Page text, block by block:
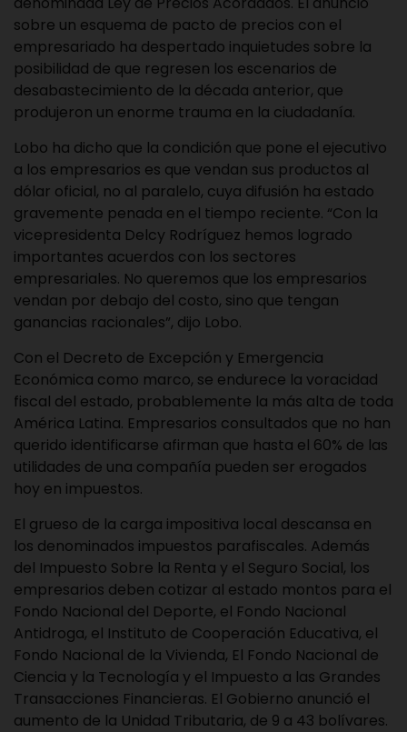
sobre un esquema de pacto de precios con el
empresariado ha despertado inquietudes sobre la
posibilidad de que regresen los escenarios de
desabastecimiento de la década anterior, que
produjeron un enorme trauma en la ciudadanía.
Lobo ha dicho que la condición que pone el ejecutivo
a los empresarios es que vendan sus productos al
dólar oficial, no al paralelo, cuya difusión ha estado
gravemente penada en el tiempo reciente. “Con la
vicepresidenta Delcy Rodríguez hemos logrado
importantes acuerdos con los sectores
empresariales. No queremos que los empresarios
vendan por debajo del costo, sino que tengan
ganancias racionales”, dijo Lobo.
Con el Decreto de Excepción y Emergencia
Económica como marco, se endurece la voracidad
fiscal del estado, probablemente la más alta de toda
América Latina. Empresarios consultados que no han
querido identificarse afirman que hasta el 60% de las
utilidades de una compañía pueden ser erogados
hoy en impuestos.
El grueso de la carga impositiva local descansa en
los denominados impuestos parafiscales. Además
del Impuesto Sobre la Renta y el Seguro Social, los
empresarios deben cotizar al estado montos para el
Fondo Nacional del Deporte, el Fondo Nacional
Antidroga, el Instituto de Cooperación Educativa, el
Fondo Nacional de la Vivienda, El Fondo Nacional de
Ciencia y la Tecnología y el Impuesto a las Grandes
Transacciones Financieras. El Gobierno anunció el
aumento de la Unidad Tributaria, de 9 a 43 bolívares.